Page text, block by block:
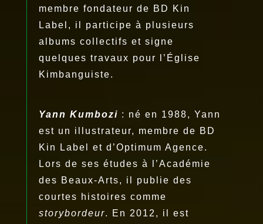
membre fondateur de BD Kin
Label, il participe à plusieurs
albums collectifs et signe
quelques travaux pour l’Église
Kimbanguiste.
Yann Kumbozi : né en 1988, Yann
est un illustrateur, membre de BD
Kin Label et d’Optimum Agence.
Lors de ses études à l’Académie
des Beaux-Arts, il publie des
courtes histoires comme
storybordeur. En 2012, il est